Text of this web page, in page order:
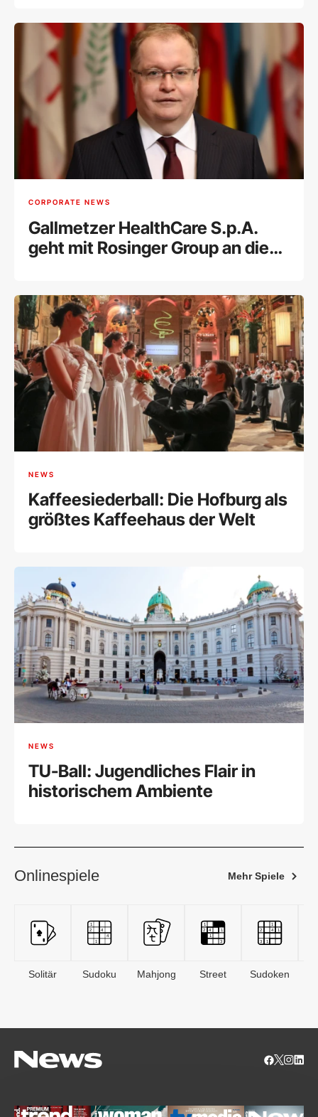
CORPORATE NEWS
Gallmetzer HealthCare S.p.A.
geht mit Rosinger Group an die
NEWS
Kaffeesiederball: Die Hofburg als
größtes Kaffeehaus der Welt
NEWS
TU-Ball: Jugendliches Flair in
historischem Ambiente
Onlinespiele Mehr Spiele
Solitär Sudoku Mahjong Street Sudoken